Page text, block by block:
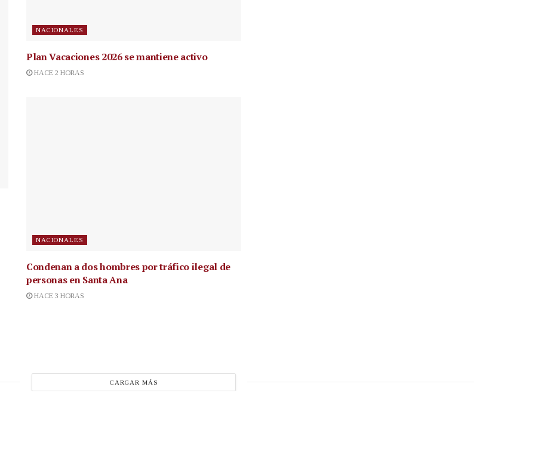
NACIONALES
Plan Vacaciones 2026 se mantiene activo
HACE 2 HORAS
NACIONALES
Condenan a dos hombres por tráfico ilegal de
personas en Santa Ana
HACE 3 HORAS
CARGAR MÁS